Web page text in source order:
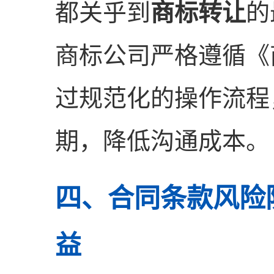
都关乎到 商标转让
商标公司严格遵循
过规范化的操作流
期，降低沟通成本。
四、合同条款风
益